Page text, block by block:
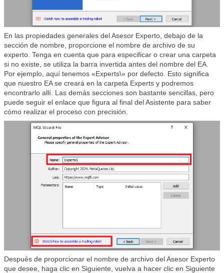
En las propiedades generales del Asesor Experto, debajo de la
sección de nombre, proporcione el nombre de archivo de su
experto. Tenga en cuenta que para especificar o crear una carpeta
si no existe, se utiliza la barra invertida antes del nombre del EA.
Por ejemplo, aquí tenemos «Experts\» por defecto. Esto significa
que nuestro EA se creará en la carpeta Experts y podremos
encontrarlo allí. Las demás secciones son bastante sencillas, pero
puede seguir el enlace que figura al final del Asistente para saber
cómo realizar el proceso con precisión.
Después de proporcionar el nombre de archivo del Asesor Experto
que desee, haga clic en Siguiente, vuelva a hacer clic en Siguiente